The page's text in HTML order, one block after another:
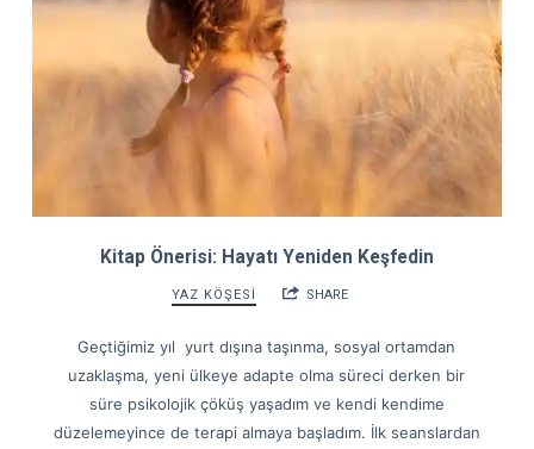
Kitap Önerisi: Hayatı Yeniden Keşfedin
YAZ KÖŞESİ SHARE
Geçtiğimiz yıl yurt dışına taşınma, sosyal ortamdan
uzaklaşma, yeni ülkeye adapte olma süreci derken bir
süre psikolojik çöküş yaşadım ve kendi kendime
düzelemeyince de terapi almaya başladım. İlk seanslardan